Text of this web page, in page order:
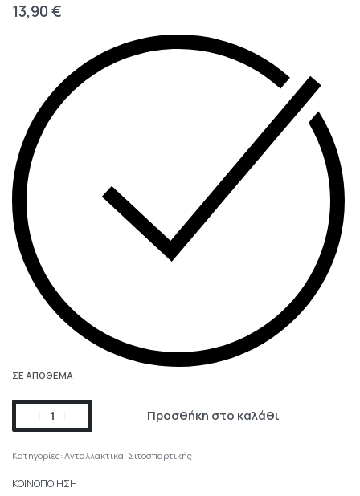
13,90€
ΣΕ ΑΠΌΘΕΜΑ
Προσθήκη στο καλάθι
Κατηγορίες: Ανταλλακτικά Σιτοσπαρτικής
ΚΟΙΝΟΠΟΙΗΣΗ